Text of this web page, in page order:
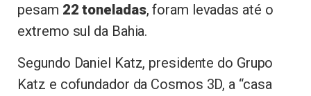
pesam 22 toneladas, foram levadas até o
extremo sul da Bahia.
Segundo Daniel Katz, presidente do Grupo
Katz e cofundador da Cosmos 3D, a “casa